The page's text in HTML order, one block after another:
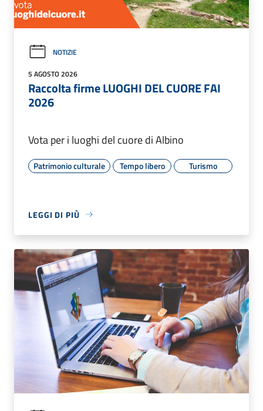
NOTIZIE
5 AGOSTO 2026
Raccolta firme LUOGHI DEL CUORE FAI
2026
Vota per i luoghi del cuore di Albino
Patrimonio culturale Tempo libero Turismo
LEGGI DI PIÙ